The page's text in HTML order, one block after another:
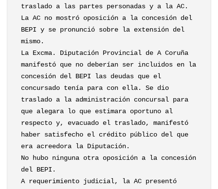
traslado a las partes personadas y a la AC.
La AC no mostró oposición a la concesión del
BEPI y se pronunció sobre la extensión del
mismo.
La Excma. Diputación Provincial de A Coruña
manifestó que no deberían ser incluidos en la
concesión del BEPI las deudas que el
concursado tenía para con ella. Se dio
traslado a la administración concursal para
que alegara lo que estimara oportuno al
respecto y, evacuado el traslado, manifestó
haber satisfecho el crédito público del que
era acreedora la Diputación.
No hubo ninguna otra oposición a la concesión
del BEPI.
A requerimiento judicial, la AC presentó